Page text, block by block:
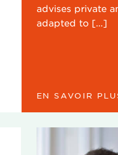
advises private
adapted to […]
EN SAVOIR